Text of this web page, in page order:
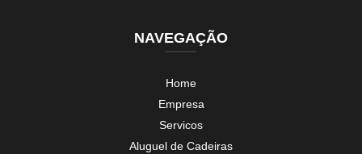
NAVEGAÇÃO
Home
Empresa
Servicos
Aluguel de Cadeiras